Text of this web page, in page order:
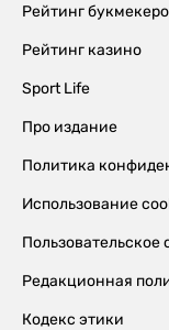
Рейтинг
Рейтинг казино
Sport Life
Про издание
Политика
Использование
Пользовательское
Редакционная
Кодекс этики